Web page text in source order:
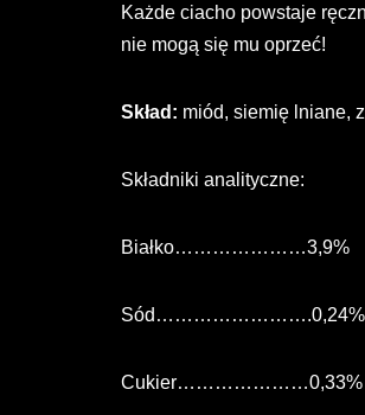
Każde ciacho powstaje
nie mogą się mu oprzeć!
Skład: miód, siemię lniane,
Składniki analityczne:
Białko…………………3,9%
Sód…………………….0,24%
Cukier…………………0,33%